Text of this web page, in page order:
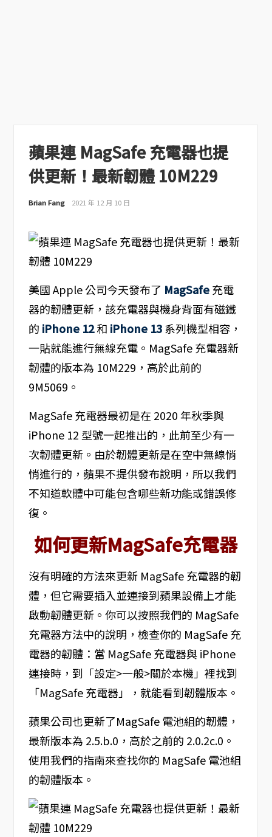
蘋果連 MagSafe 充電器也提
供更新！最新韌體 10M229
Brian Fang 2021 年 12 月 10 日
美國 Apple 公司今天發布了 MagSafe充電
器的韌體更新，該充電器與機身背面有磁鐵
的 iPhone 12和 iPhone 13系列機型相容，
一貼就能進行無線充電。MagSafe 充電器新
韌體的版本為 10M229，高於此前的
9M5069。
MagSafe 充電器最初是在 2020 年秋季與
iPhone 12 型號一起推出的，此前至少有一
次韌體更新。由於韌體更新是在空中無線悄
悄進行的，蘋果不提供發布說明，所以我們
不知道軟體中可能包含哪些新功能或錯誤修
復。
如何更新MagSafe充電器
沒有明確的方法來更新 MagSafe 充電器的韌
體，但它需要插入並連接到蘋果設備上才能
啟動韌體更新。你可以按照我們的 MagSafe
充電器方法中的說明，檢查你的 MagSafe 充
電器的韌體：當 MagSafe‌ 充電器與 iPhone
連接時，到「設定>一般>關於本機」裡找到
「MagSafe‌ 充電器」，就能看到韌體版本。
蘋果公司也更新了MagSafe 電池組的韌體，
最新版本為 2.5.b.0，高於之前的 2.0.2c.0。
使用我們的指南來查找你的 MagSafe 電池組
的韌體版本。